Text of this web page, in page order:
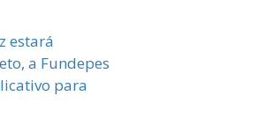
estará
a Fundepes
para